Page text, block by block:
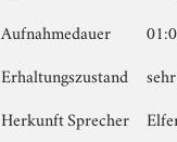
Aufnahmedauer
Erhaltungszustand
Herkunft Sprecher